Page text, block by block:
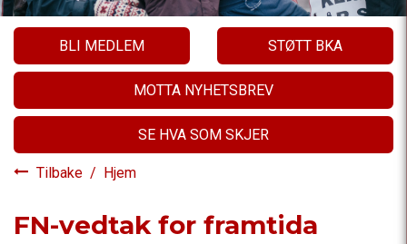
BLI MEDLEM STØTT BKA
MOTTA NYHETSBREV
SE HVA SOM SKJER
Tilbake / Hjem
FN-vedtak for framtida